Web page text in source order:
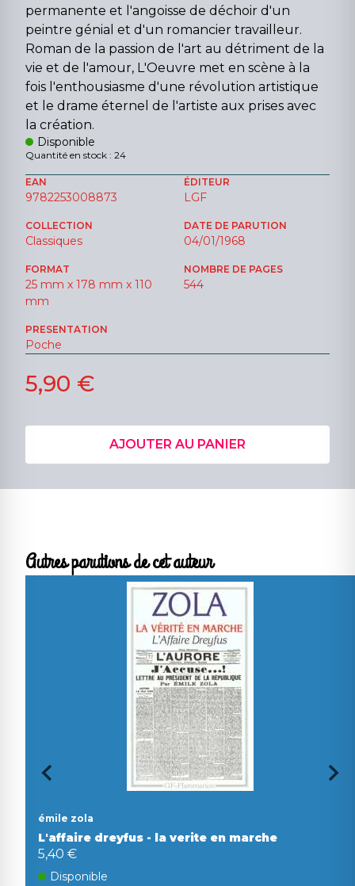
permanente et l'angoisse de déchoir d'un
peintre génial et d'un romancier travailleur.
Roman de la passion de l'art au détriment de la
vie et de l'amour, L'Oeuvre met en scène à la
fois l'enthousiasme d'une révolution artistique
et le drame éternel de l'artiste aux prises avec
la création.
Disponible
Quantité en stock : 24
EAN
9782253008873
ÉDITEUR
LGF
COLLECTION
Classiques
DATE DE PARUTION
04/01/1968
FORMAT
25 mm x 178 mm x 110
mm
NOMBRE DE PAGES
544
PRESENTATION
Poche
5,90 €
AJOUTER AU PANIER
Autres parutions de cet auteur
émile zola
L'affaire dreyfus - la verite en marche
5,40 €
Disponible